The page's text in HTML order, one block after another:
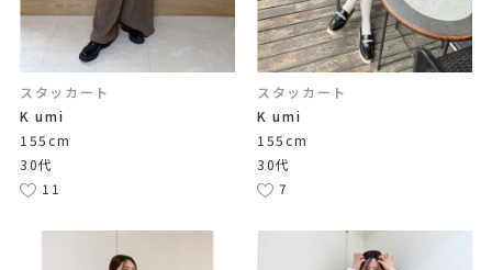
スタッカート
K umi
155cm
30代
11
スタッカート
K umi
155cm
30代
7